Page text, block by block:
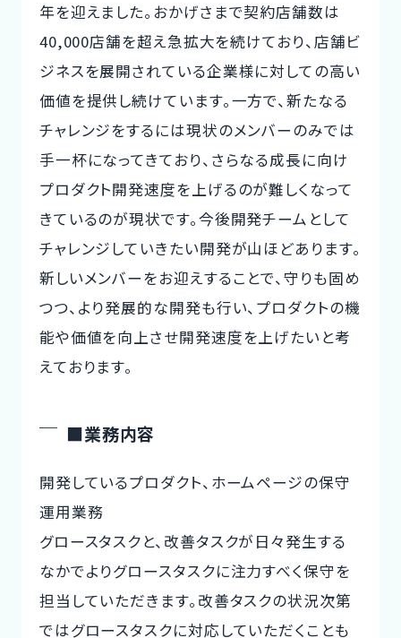
年を迎えました。おかげさまで契約店舗数は
40,000店舗を超え急拡大を続けており、店舗ビ
ジネスを展開されている企業様に対しての高い
価値を提供し続けています。一方で、新たなる
チャレンジをするには現状のメンバーのみでは
手一杯になってきており、さらなる成長に向け
プロダクト開発速度を上げるのが難しくなって
きているのが現状です。今後開発チームとして
チャレンジしていきたい開発が山ほどあります。
新しいメンバーをお迎えすることで、守りも固め
つつ、より発展的な開発も行い、プロダクトの機
能や価値を向上させ開発速度を上げたいと考
えております。
■業務内容
開発しているプロダクト、ホームページの保守
運用業務
グロースタスクと、改善タスクが日々発生する
なかでよりグロースタスクに注力すべく保守を
担当していただきます。改善タスクの状況次第
ではグロースタスクに対応していただくことも